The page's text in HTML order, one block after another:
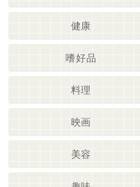
健康
嗜好品
料理
映画
美容